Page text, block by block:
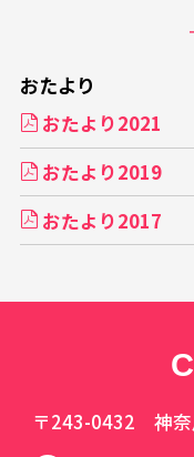
おたより
おたより2021
おたより2019
おたより2017
〒243-0432 神奈